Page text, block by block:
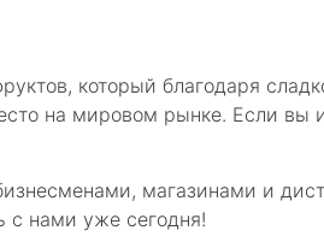
который благодаря
на мировом рынке. Если вы
магазинами и
с нами уже сегодня!